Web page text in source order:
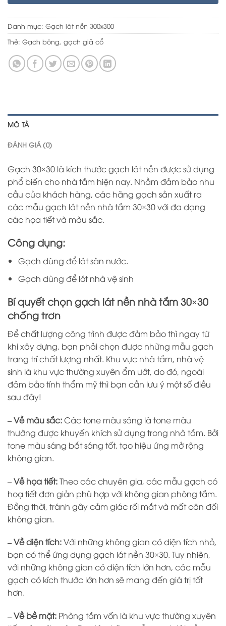
Danh mục: Gạch lát nền 300x300
Thẻ: Gạch bông, gạch giả cổ
MÔ TẢ
ĐÁNH GIÁ (0)
Gạch 30×30 là kích thước gạch lát nền được sử dụng
phổ biến cho nhà tắm hiện nay. Nhằm đảm bảo nhu
cầu của khách hàng, các hãng gạch sản xuất ra
các mẫu gạch lát nền nhà tắm 30×30 với đa dạng
các họa tiết và màu sắc.
Công dụng:
Gạch dùng để lát sàn nước.
Gạch dùng để lót nhà vệ sinh
Bí quyết chọn gạch lát nền nhà tắm 30×30
chống trơn
Để chất lượng công trình được đảm bảo thì ngay từ
khi xây dựng, bạn phải chọn được những mẫu gạch
trang trí chất lượng nhất. Khu vực nhà tắm, nhà vệ
sinh là khu vực thường xuyên ẩm ướt, do đó, ngoài
đảm bảo tính thẩm mỹ thì bạn cần lưu ý một số điều
sau đây!
– Về màu sắc:Các tone màu sáng là tone màu
thường được khuyến khích sử dụng trong nhà tắm. Bởi
tone màu sáng bắt sáng tốt, tạo hiệu ứng mở rộng
không gian.
– Về họa tiết:Theo các chuyên gia, các mẫu gạch có
hoạ tiết đơn giản phù hợp với không gian phòng tắm.
Đồng thời, tránh gây cảm giác rối mắt và mất cân đối
không gian.
– Về diện tích:Với những không gian có diện tích nhỏ,
bạn có thể ứng dụng gạch lát nền 30×30. Tuy nhiên,
với những không gian có diện tích lớn hơn, các mẫu
gạch có kích thước lớn hơn sẽ mang đến giá trị tốt
hơn.
– Về bề mặt: Phòng tắm vốn là khu vực thường xuyên